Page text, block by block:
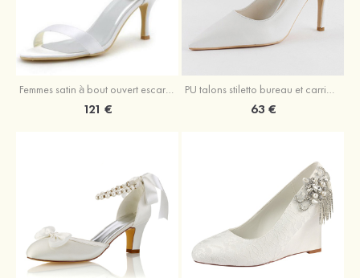
Femmes satin à bout ouvert escarpins sandales talon bobine chaussures de mariage
121 €
PU talons stiletto bureau et carrière chaussures
63 €